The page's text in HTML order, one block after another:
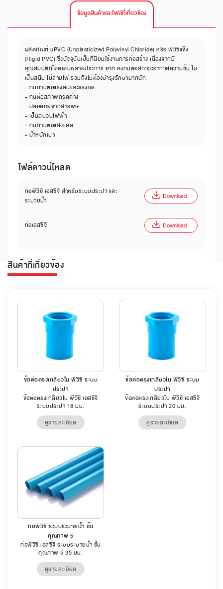
ข้อมูลสินค้าและไฟล์ที่เกี่ยวข้อง
ผลิตภัณฑ์ uPVC (Unplasticized Polyvinyl Chloride) หรือ พีวีซีแข็ง
(Rigid PVC) ซึ่งปัจจุบันเป็นที่นิยมใช้งานการก่อสร้าง เนื่องจากมี
คุณสมบัติที่โดดเด่นหลายประการ อาทิ คงทนต่อสภาวะอากาศความชื้น ไม่
เป็นสนิม ไม่ลามไฟ รวมถึงไม่ต้องบำรุงรักษามากนัก
- ทนทานต่อแรงดันและแรงกด
- ทนต่อสภาพกรดด่าง
- ปลอดภัยจากสารพิษ
- เป็นฉนวนไฟฟ้า
- ทนทานต่อแสงแดด
- น้ำหนักเบา
ไฟล์ดาวน์โหลด
ท่อพีวีซี เอสซีจี สำหรับระบบประปา และ
ระบายน้ำ
Download
ท่อเอสซีจี Download
สินค้าที่เกี่ยวข้อง
ข้อต่อตรงเกลียวใน พีวีซี ระบบ
ประปา
ข้อต่อตรงเกลียวใน พีวีซี เอสซีจี
ระบบประปา 18 มม.
ดูรายละเอียด
ข้อต่อตรงเกลียวใน พีวีซี ระบบ
ประปา
ข้อต่อตรงเกลียวใน พีวีซี เอสซีจี
ระบบประปา 20 มม.
ดูรายละเอียด
ท่อพีวีซี ระบบระบายน้ำ ชั้น
คุณภาพ 5
ท่อพีวีซี เอสซีจี ระบบระบายน้ำ ชั้น
คุณภาพ 5 35 มม.
ดูรายละเอียด